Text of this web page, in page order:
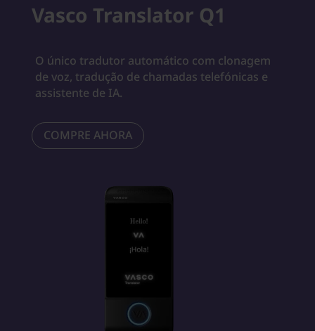
Vasco Translator Q1
O único tradutor automático com clonagem
de voz, tradução de chamadas telefónicas e
assistente de IA.
COMPRE AHORA